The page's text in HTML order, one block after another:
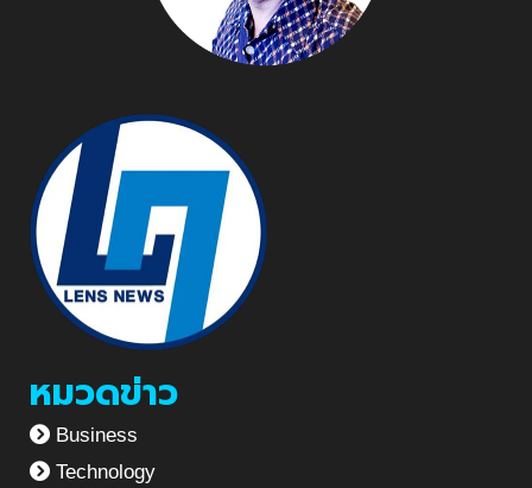
หมวดข่าว
Business
Technology